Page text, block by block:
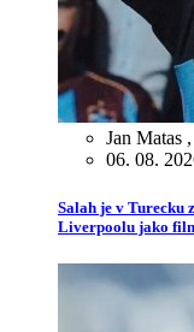
Jan Matas ,
06. 08.
Salah je v Turecku
Liverpoolu jako